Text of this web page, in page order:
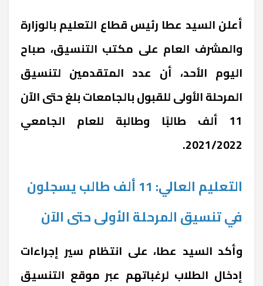
أعلن السيد عطا رئيس قطاع التعليم بالوزارة
والمشرف العام على مكتب التنسيق، صباح
اليوم الأحد، أن عدد المتقدمين لتنسيق
المرحلة الأولى للقبول بالجامعات بلغ حتى الآن
11 ألف طالبًا وطالبة للعام الجامعي
2021/2022.
التعليم العالي: 11 ألف طالب يسجلون
في تنسيق المرحلة الأولى حتى الآن
وأكد السيد عطا، على انتظام سير إجراءات
إدخال الطلاب لرغباتهم عبر موقع التنسيق